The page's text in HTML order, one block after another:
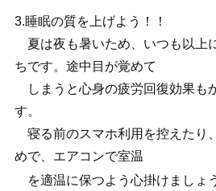
3.睡眠の質を上げよう！！
夏は夜も暑いため、いつも以上
ちです。途中目が覚めて
しまうと心身の疲労回復効果も
す。
寝る前のスマホ利用を控えたり
めで、エアコンで室温
を適温に保つよう心掛けましょ